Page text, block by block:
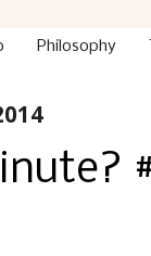
Philosophy